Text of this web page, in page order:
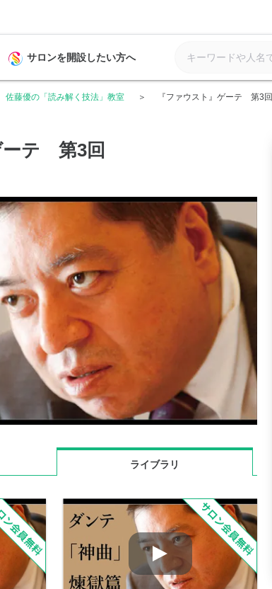
サロンを開設したい方へ
佐藤優の「読み解く技法」教室 『ファウスト』ゲーテ 第3回
ーテ 第3回
ライブラリ